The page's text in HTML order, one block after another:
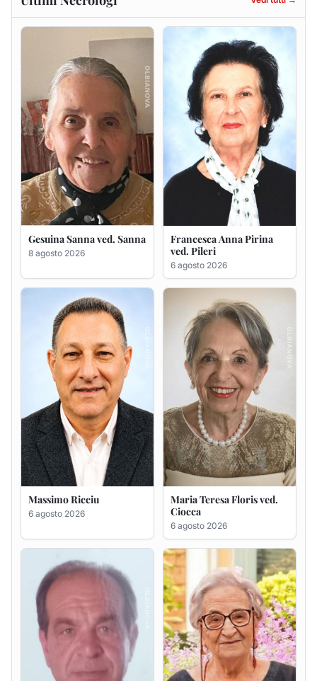
Gesuina Sanna ved. Sanna
8 agosto 2026
Francesca Anna Pirina
ved. Pileri
6 agosto 2026
Massimo Ricciu
6 agosto 2026
Maria Teresa Floris ved.
Ciocca
6 agosto 2026